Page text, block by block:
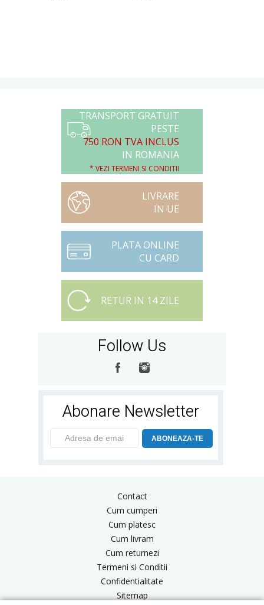
TRANSPORT GRATUIT
PESTE
750 RON TVA INCLUS
IN ROMANIA
* VEZI TERMENI SI CONDITII
LIVRARE
IN UE
PLATA ONLINE
CU CARD
RETUR IN 14 ZILE
Follow Us
Abonare Newsletter
ABONEAZA-TE
Contact
Cum cumperi
Cum platesc
Cum livram
Cum returnezi
Termeni si Conditii
Confidentialitate
Sitemap